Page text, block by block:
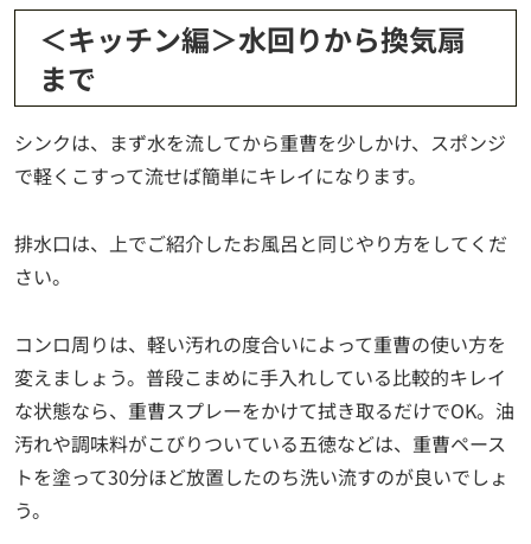
＜キッチン編＞水回りから換気扇
まで
シンクは、まず水を流してから重曹を少しかけ、スポンジ
で軽くこすって流せば簡単にキレイになります。
排水口は、上でご紹介したお風呂と同じやり方をしてくだ
さい。
コンロ周りは、軽い汚れの度合いによって重曹の使い方を
変えましょう。普段こまめに手入れしている比較的キレイ
な状態なら、重曹スプレーをかけて拭き取るだけでOK。油
汚れや調味料がこびりついている五徳などは、重曹ペース
トを塗って30分ほど放置したのち洗い流すのが良いでしょ
う。